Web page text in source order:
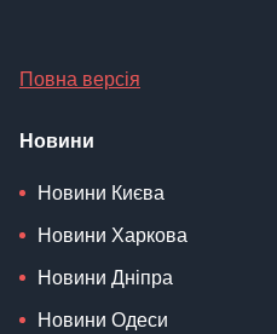
Повна версія
Новини
Новини Києва
Новини Харкова
Новини Дніпра
Новини Одеси